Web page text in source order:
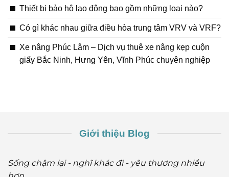
Thiết bị bảo hộ lao động bao gồm những loại nào?
Có gì khác nhau giữa điều hòa trung tâm VRV và VRF?
Xe nâng Phúc Lâm – Dịch vụ thuê xe nâng kẹp cuộn
giấy Bắc Ninh, Hưng Yên, Vĩnh Phúc chuyên nghiệp
Giới thiệu Blog
Sống chậm lại - nghĩ khác đi - yêu thương nhiều